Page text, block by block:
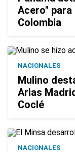
Acero"
Colombia
NACIONALES
Mulino
Arias
Coclé
NACIONALES